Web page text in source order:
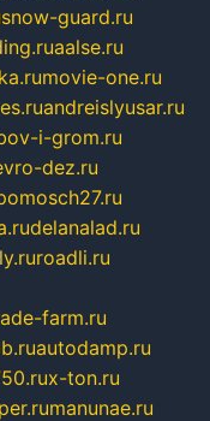
snow-guard.ru
aalse.ru
movie-one.ru
andreislyusar.ru
i-grom.ru
dez.ru
delanalad.ru
roadli.ru
farm.ru
autodamp.ru
x-ton.ru
manunae.ru